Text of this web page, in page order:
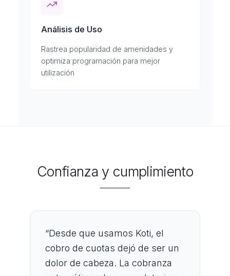
Análisis de Uso
Rastrea popularidad de amenidades y
optimiza programación para mejor
utilización
Confianza y cumplimiento
“Desde que usamos Koti, el
cobro de cuotas dejó de ser un
dolor de cabeza. La cobranza